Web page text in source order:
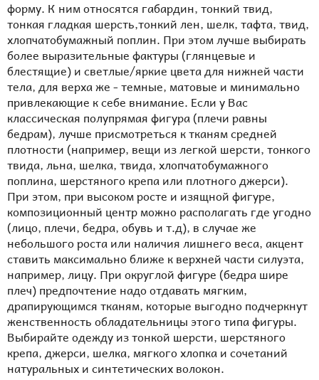
форму. К ним относятся габардин, тонкий твид,
тонкая гладкая шерсть,тонкий лен, шелк, тафта, твид,
хлопчатобумажный поплин. При этом лучше выбирать
более выразительные фактуры (глянцевые и
блестящие) и светлые/яркие цвета для нижней части
тела, для верха же - темные, матовые и минимально
привлекающие к себе внимание. Если у Вас
классическая полупрямая фигура (плечи равны
бедрам), лучше присмотреться к тканям средней
плотности (например, вещи из легкой шерсти, тонкого
твида, льна, шелка, твида, хлопчатобумажного
поплина, шерстяного крепа или плотного джерси).
При этом, при высоком росте и изящной фигуре,
композиционный центр можно располагать где угодно
(лицо, плечи, бедра, обувь и т.д), в случае же
небольшого роста или наличия лишнего веса, акцент
ставить максимально ближе к верхней части силуэта,
например, лицу. При округлой фигуре (бедра шире
плеч) предпочтение надо отдавать мягким,
драпирующимся тканям, которые выгодно подчеркнут
женственность обладательницы этого типа фигуры.
Выбирайте одежду из тонкой шерсти, шерстяного
крепа, джерси, шелка, мягкого хлопка и сочетаний
натуральных и синтетических волокон.